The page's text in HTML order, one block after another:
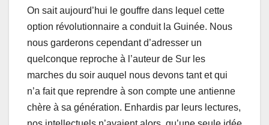
On sait aujourd’hui le gouffre dans lequel cette
option révolutionnaire a conduit la Guinée. Nous
nous garderons cependant d’adresser un
quelconque reproche à l’auteur de Sur les
marches du soir auquel nous devons tant et qui
n’a fait que reprendre à son compte une antienne
chère à sa génération. Enhardis par leurs lectures,